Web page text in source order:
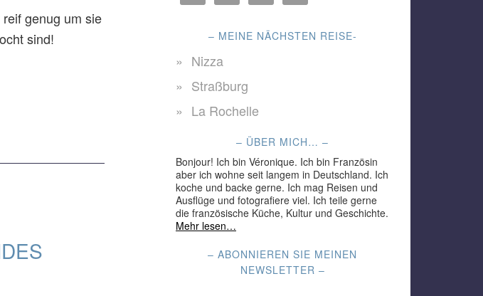
genug um sie
sind!
– MEINE NÄCHSTEN REISE-
Nizza
Straßburg
La Rochelle
– ÜBER MICH… –
Bonjour! Ich bin Véronique. Ich bin Französin
aber ich wohne seit langem in Deutschland. Ich
koche und backe gerne. Ich mag Reisen und
Ausflüge und fotografiere viel. Ich teile gerne
die französische Küche, Kultur und Geschichte.
Mehr lesen…
– ABONNIEREN SIE MEINEN
NEWSLETTER –